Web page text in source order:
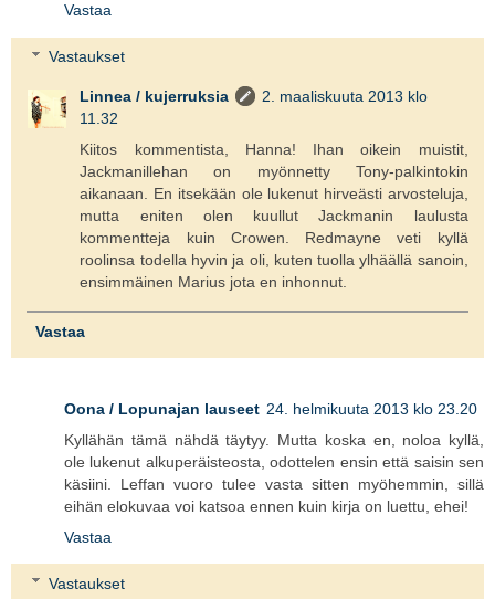
Vastaa
Vastaukset
Linnea / kujerruksia
2. maaliskuuta 2013 klo
11.32
Kiitos kommentista, Hanna! Ihan oikein muistit,
Jackmanillehan on myönnetty Tony-palkintokin
aikanaan. En itsekään ole lukenut hirveästi arvosteluja,
mutta eniten olen kuullut Jackmanin laulusta
kommentteja kuin Crowen. Redmayne veti kyllä
roolinsa todella hyvin ja oli, kuten tuolla ylhäällä sanoin,
ensimmäinen Marius jota en inhonnut.
Vastaa
Oona / Lopunajan lauseet 24. helmikuuta 2013 klo 23.20
Kyllähän tämä nähdä täytyy. Mutta koska en, noloa kyllä,
ole lukenut alkuperäisteosta, odottelen ensin että saisin sen
käsiini. Leffan vuoro tulee vasta sitten myöhemmin, sillä
eihän elokuvaa voi katsoa ennen kuin kirja on luettu, ehei!
Vastaa
Vastaukset